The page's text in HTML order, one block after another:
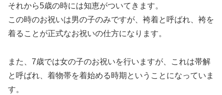
それから5歳の時には知恵がついてきます。
この時のお祝いは男の子のみですが、袴着と呼ばれ、袴を
着ることが正式なお祝いの仕方になります。
また、7歳では女の子のお祝いを行いますが、これは帯解
と呼ばれ、着物帯を着始める時期ということになっていま
す。